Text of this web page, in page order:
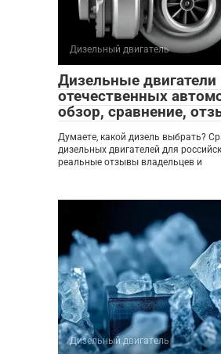
Дизельный двигатель
Дизельные двигатели
отечественных
обзор, сравнение,
Думаете, какой дизель выбрать?
дизельных двигателей для
реальные отзывы владельцев и
Дизельный двигатель